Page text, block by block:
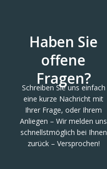
Haben Sie
offene
Fragen?
Schreiben Sie uns einfach
eine kurze Nachricht mit
Ihrer Frage, oder Ihrem
Anliegen – Wir melden uns
schnellstmöglich bei Ihnen
zurück – Versprochen!